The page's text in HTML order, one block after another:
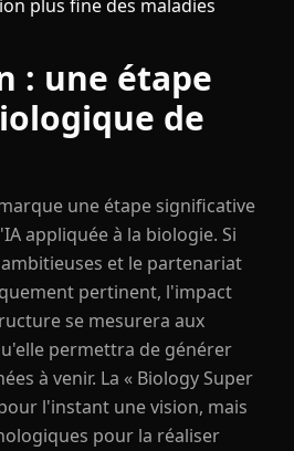
plus fine des maladies
: une étape
de
une étape significative
appliquée à la biologie. Si
et le partenariat
pertinent, l'impact
se mesurera aux
permettra de générer
à venir. La « Biology Super
l'instant une vision, mais
pour la réaliser